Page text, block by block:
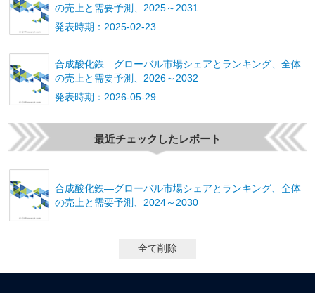
の売上と需要予測、2025～2031
発表時期：2025-02-23
合成酸化鉄―グローバル市場シェアとランキング、全体
の売上と需要予測、2026～2032
発表時期：2026-05-29
最近チェックしたレポート
合成酸化鉄―グローバル市場シェアとランキング、全体
の売上と需要予測、2024～2030
全て削除